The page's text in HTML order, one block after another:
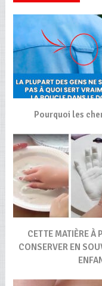
Pourquoi les
CETTE MATIÈRE À
CONSERVER EN